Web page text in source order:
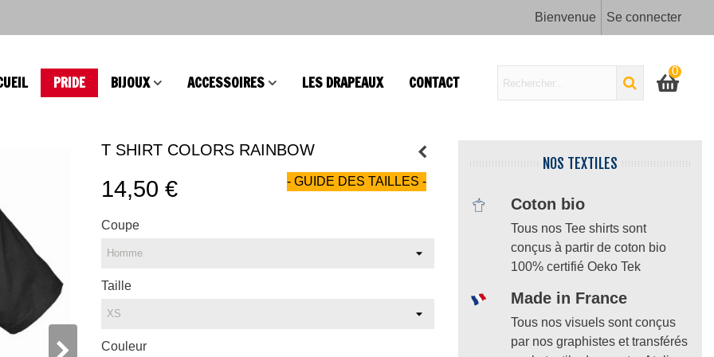
Bienvenue Se connecter
PRIDE BIJOUX ACCESSOIRES LES DRAPEAUX CONTACT
0
T SHIRT COLORS RAINBOW
14,50 € - GUIDE DES TAILLES -
Coupe
Taille
Couleur
NOS TEXTILES
Coton bio
Tous nos Tee shirts sont
conçus à partir de coton bio
100% certifié Oeko Tek
Made in France
Tous nos visuels sont conçus
par nos graphistes et transférés